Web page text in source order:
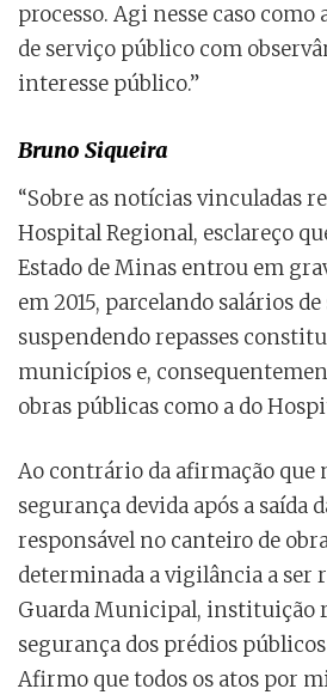
processo. Agi nesse caso como
de serviço público com
interesse público.”
Bruno Siqueira
“Sobre as notícias vinculadas
Hospital Regional, esclareço
Estado de Minas entrou em
em 2015, parcelando salários
suspendendo repasses
municípios e,
obras públicas como a do
Ao contrário da afirmação que
segurança devida após a saída
responsável no canteiro de
determinada a vigilância a ser
Guarda Municipal, instituição
segurança dos prédios
Afirmo que todos os atos por